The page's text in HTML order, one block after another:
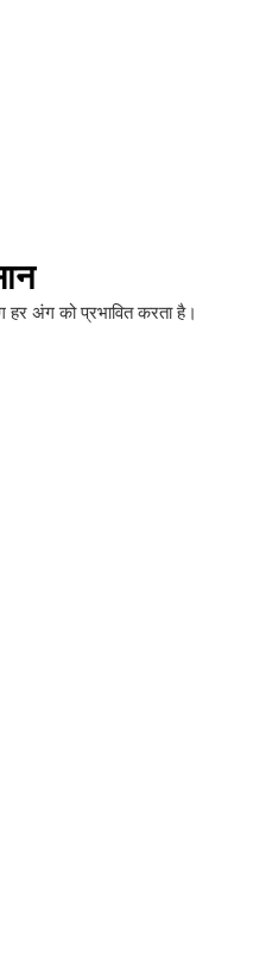
अंग को प्रभावित करता है।